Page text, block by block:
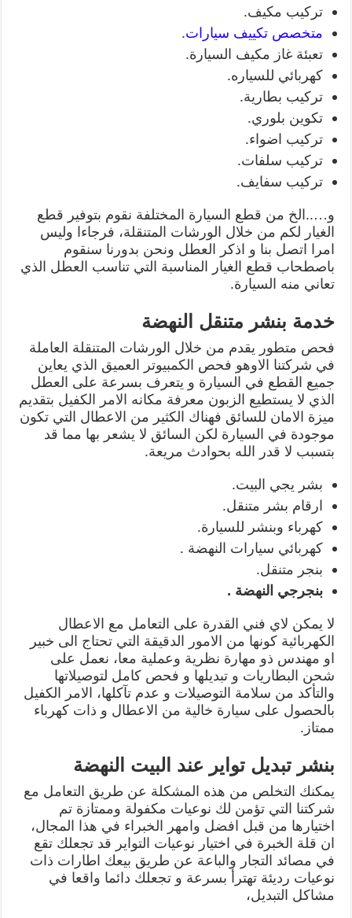
تركيب مكيف.
متخصص تكييف سيارات.
تعبئة غاز مكيف السيارة.
كهربائي للسياره.
تركيب بطارية.
تكوين بلوري.
تركيب اضواء.
تركيب سلفات.
تركيب سفايف.
و…..الخ من قطع السيارة المختلفة نقوم بتوفير قطع
الغيار لكم من خلال الورشات المتنقلة، فرجاءا وليس
امرا اتصل بنا و اذكر العطل ونحن بدورنا سنقوم
باصطحاب قطع الغيار المناسبة التي تناسب العطل الذي
تعاني منه السيارة.
خدمة بنشر متنقل النهضة
فحص متطور يقدم من خلال الورشات المتنقلة العاملة
في شركتنا الاوهو فحص الكمبيوتر العميق الذي يعاين
جميع القطع في السيارة و يتعرف بسرعة على العطل
الذي لا يستطيع الزبون معرفة مكانه الامر الكفيل بتقديم
ميزة الامان للسائق فهناك الكثير من الاعطال التي تكون
موجودة في السيارة لكن السائق لا يشعر بها مما قد
بتسبب لا قدر الله بحوادث مريعة.
بشر يجي البيت.
ارقام بشر متنقل.
كهرباء وبنشر للسيارة.
كهربائي سيارات النهضة .
بنجر متنقل.
بنجرجي النهضة .
لا يمكن لاي فني القدرة على التعامل مع الاعطال
الكهربائية كونها من الامور الدقيقة التي تحتاج الى خبير
او مهندس ذو مهارة نظرية وعملية معا، نعمل على
شحن البطاريات و تبديلها و فحص كامل لتوصيلاتها
والتأكد من سلامة التوصيلات و عدم تآكلها، الامر الكفيل
بالحصول على سيارة خالية من الاعطال و ذات كهرباء
ممتاز.
بنشر تبديل تواير عند البيت النهضة
يمكنك التخلص من هذه المشكلة عن طريق التعامل مع
شركتنا التي تؤمن لك نوعيات مكفولة وممتازة تم
اختيارها من قبل افضل وامهر الخبراء في هذا المجال،
ان قلة الخبرة في اختيار نوعيات التواير قد تجعلك تقع
في مصائد التجار والباعة عن طريق بيعك اطارات ذات
نوعيات رديئة تهترأ بسرعة و تجعلك دائما واقعا في
مشاكل التبديل،